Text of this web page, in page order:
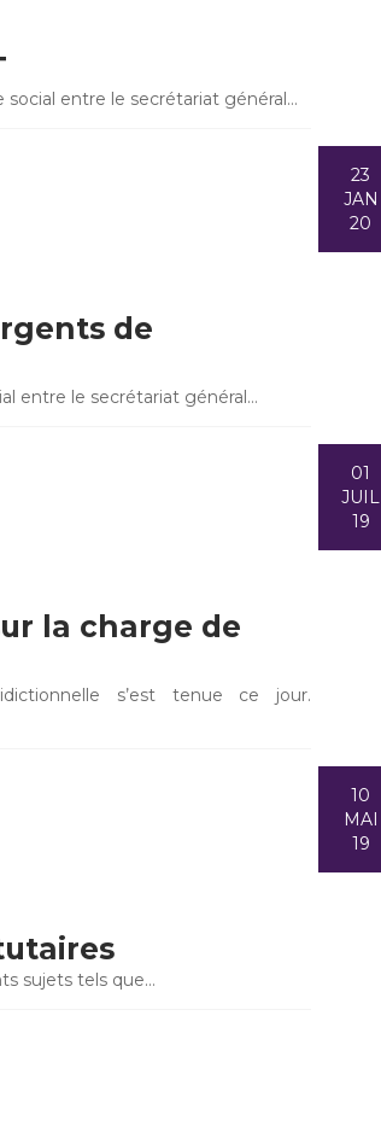
entre le secrétariat général…
23
JAN
20
de
entre le secrétariat général…
01
JUIL
19
la charge de
s’est tenue ce jour.
10
MAI
19
sujets tels que…